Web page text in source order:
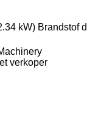
kW) Brandstof
verkoper